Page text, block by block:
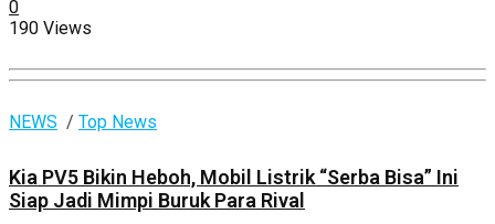
0
190 Views
NEWS / Top News
Kia PV5 Bikin Heboh, Mobil Listrik “Serba Bisa” Ini
Siap Jadi Mimpi Buruk Para Rival